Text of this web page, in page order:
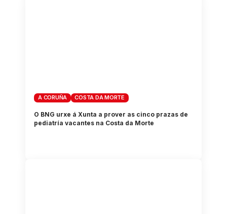
A CORUÑA COSTA DA MORTE
O BNG urxe á Xunta a prover as cinco prazas de
pediatría vacantes na Costa da Morte